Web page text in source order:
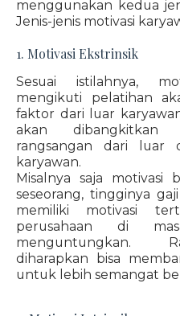
menggunakan kedua
Jenis-jenis motivasi
1. Motivasi Ekstrinsik
Sesuai istilahnya,
mengikuti pelatihan
faktor dari luar
akan dibangkitkan
rangsangan dari luar
karyawan.
Misalnya saja motivasi
seseorang, tingginya
memiliki motivasi
perusahaan di
menguntungkan.
diharapkan bisa
untuk lebih semangat